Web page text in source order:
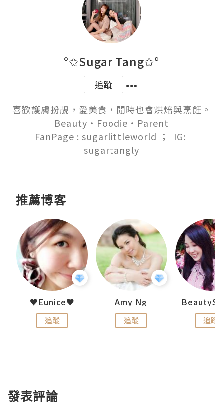
°✩Sugar Tang✩°
追蹤
喜歡護膚扮靚，愛美食，閒時也會烘焙與烹飪。
Beauty‧Foodie‧Parent
FanPage : sugarlittleworld ；  IG:
sugartangly
推薦博客
♥Eunice♥
追蹤
Amy Ng
追蹤 追蹤
發表評論